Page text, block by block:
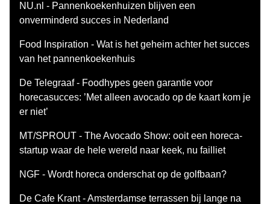
NU.nl - Pannenkoekenhuizen blijven een
onverminderd succes in Nederland
Food Inspiration - Wat is het geheim achter het succes
van het pannenkoekenhuis
De Telegraaf - Foodhypes geen garantie voor
horecasucces: ’Met alleen avocado op de kaart kom je
er niet’
MT/SPROUT - The Avocado Show: ooit een horeca-
startup waar de hele wereld naar keek, nu failliet
NGF - Wordt horeca onderschat op de golfbaan?
De Cafe Krant - Amsterdamse terrassen bij lange na